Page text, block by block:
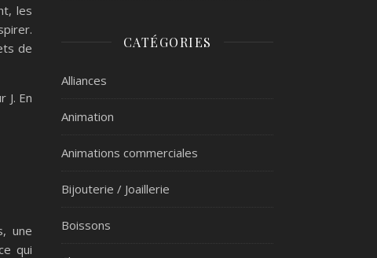
les
de
J. En
une
qui
CATÉGORIES
Alliances
Animation
Animations commerciales
Bijouterie / Joaillerie
Boissons